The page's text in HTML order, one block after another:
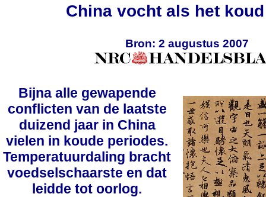
China vocht als het
Bron: 2 augustus 2007
Bijna alle gewapende
conflicten van de laatste
duizend jaar in China
vielen in koude periodes.
Temperatuurdaling bracht
voedselschaarste en dat
leidde tot oorlog.